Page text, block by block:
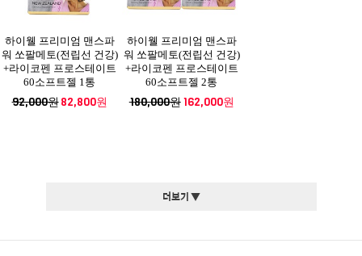
하이웰 프리미엄 맨스파
워 쏘팔메토(전립선 건강)
+라이코펜 프로스테이트
60소프트젤 1통
92,000원82,800원
하이웰 프리미엄 맨스파
워 쏘팔메토(전립선 건강)
+라이코펜 프로스테이트
60소프트젤 2통
180,000원162,000원
더보기 ▼